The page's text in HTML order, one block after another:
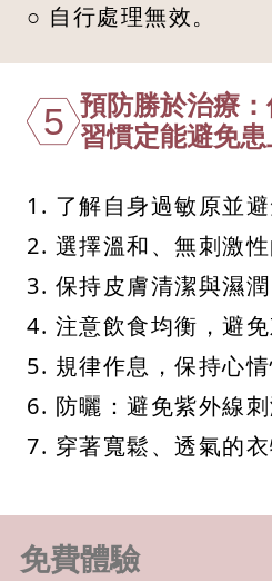
○ 自行處理無效。
5 預防勝於治療
習慣定能避免患
1. 了解自身過敏原並避
2. 選擇溫和、無刺激性
3. 保持皮膚清潔與濕潤
4. 注意飲食均衡，避免
5. 規律作息，保持心情
6. 防曬：避免紫外線刺
7. 穿著寬鬆、透氣的衣
免費體驗